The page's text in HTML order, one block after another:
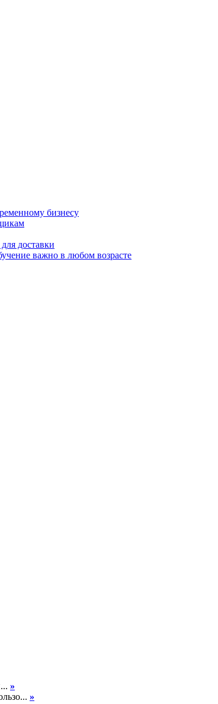
бизнесу
доставки
важно в любом возрасте
»
»